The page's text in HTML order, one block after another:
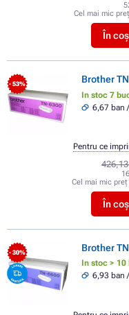
Cel mai mic
În
- 53% Brother
In stoc 7
6,67 ban
Cel mai mic
În
Pentru ce
- 30% Brother
In stoc > 10
6,93 ban